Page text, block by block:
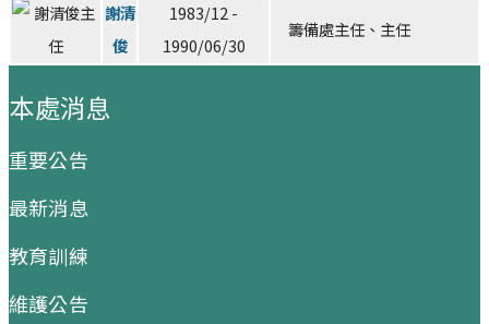
謝清
俊
1983/12 -
1990/06/30
籌備處主任、主任
本處消息
重要公告
最新消息
教育訓練
維護公告